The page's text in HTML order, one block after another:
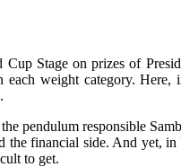
Stage on prizes of
weight category. Here,
pendulum responsible
financial side. And yet,
to get.